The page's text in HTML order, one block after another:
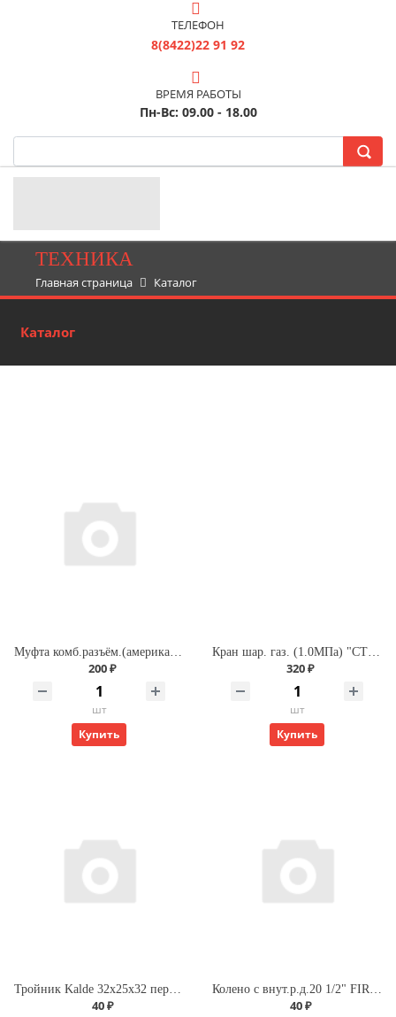
ТЕЛЕФОН
8(8422)22 91 92
ВРЕМЯ РАБОТЫ
Пн-Вс: 09.00 - 18.00
ТЕХНИКА
Главная страница Каталог
Каталог
Муфта комб.разъём.(американка) с внутренней резьбой 20х 3/4" (200/25) (Valfex) БЕЛАЯ
200 ₽
шт
Купить
Кран шар. газ. (1.0МПа) "СТМ" ДУ-15 г/г (бабочка)
320 ₽
шт
Купить
40 ₽ 40 ₽